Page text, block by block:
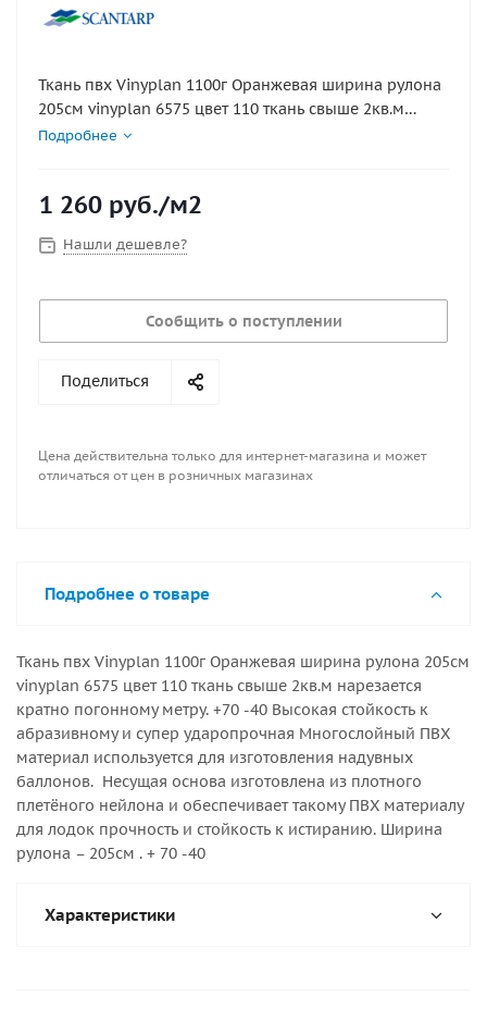
Ткань пвх Vinyplan 1100г Оранжевая ширина рулона
205см vinyplan 6575 цвет 110 ткань свыше 2кв.м
нарезается кратно погонному метру. +70 -40
Подробнее
1 260 руб./м2
Нашли дешевле?
Сообщить о поступлении
Поделиться
Цена действительна только для интернет-магазина и может
отличаться от цен в розничных магазинах
Подробнее о товаре
Ткань пвх Vinyplan 1100г Оранжевая ширина рулона 205см
vinyplan 6575 цвет 110 ткань свыше 2кв.м нарезается
кратно погонному метру. +70 -40 Высокая стойкость к
абразивному и супер ударопрочная Многослойный ПВХ
материал используется для изготовления надувных
баллонов. Несущая основа изготовлена из плотного
плетёного нейлона и обеспечивает такому ПВХ материалу
для лодок прочность и стойкость к истиранию. Ширина
рулона – 205см . + 70 -40
Характеристики